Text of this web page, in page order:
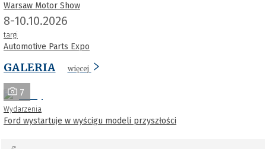
Warsaw Motor Show
8-10.10.2026
targi
Automotive Parts Expo
GALERIA więcej
7
Wydarzenia
Ford wystartuje w wyścigu modeli przyszłości